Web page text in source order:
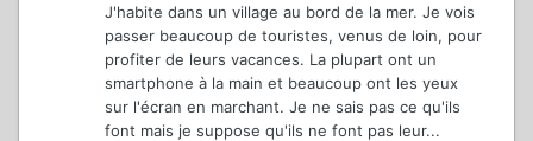
J'habite dans un village au bord de la mer. Je vois
passer beaucoup de touristes, venus de loin, pour
profiter de leurs vacances. La plupart ont un
smartphone à la main et beaucoup ont les yeux
sur l'écran en marchant. Je ne sais pas ce qu'ils
font mais je suppose qu'ils ne font pas leur...